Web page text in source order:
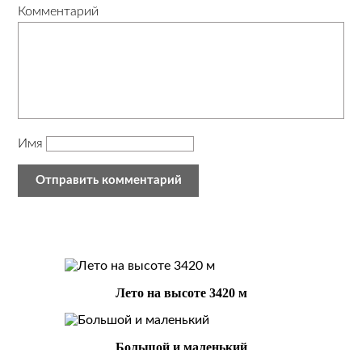
Комментарий
Имя
Лето на высоте 3420 м
Большой и маленький